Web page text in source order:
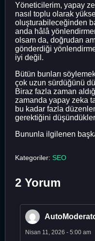
Yöneticilerim, yapay
nasıl toplu olarak
oluşturabileceğinden
anda hâlâ
olsam da, doğrudan
gönderdiği
iyi değil.
Bütün bunları
çok uzun sürdüğünü
Biraz fazla zaman
zamanda yapay zeka
bu kadar fazla
gerektiğini
Bununla ilgilenen
Kategoriler: SEO
2 Yorum
Nisan 11, 2026 - 5:00 am